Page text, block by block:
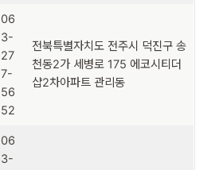
06
3-
27
7-
56
52
전북특별자치도 전주시 덕진구 송
천동2가 세병로 175 에코시티더
샵2차아파트 관리동
06
3-